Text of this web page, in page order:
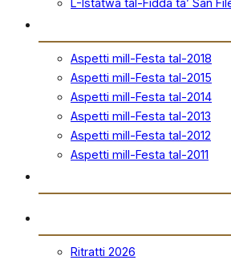
L-Istatwa tal-Fidda ta’ San
Aspetti mill-Festa tal-2018
Aspetti mill-Festa tal-2015
Aspetti mill-Festa tal-2014
Aspetti mill-Festa tal-2013
Aspetti mill-Festa tal-2012
Aspetti mill-Festa tal-2011
Ritratti 2026